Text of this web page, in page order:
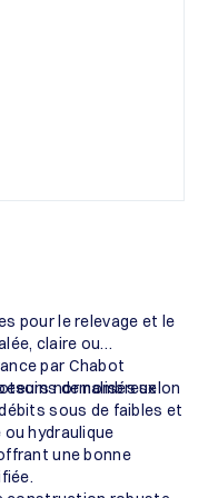
pour le relevage et le
claire ou
par Chabot
de nombreux
sous de faibles et
normalisés selon
hydraulique
une bonne